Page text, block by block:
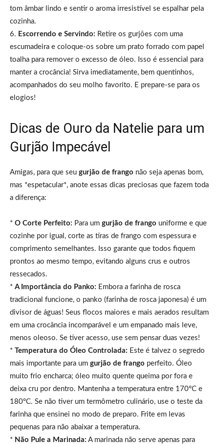
tom âmbar lindo e sentir o aroma irresistível se espalhar pela
cozinha.
6. Escorrendo e Servindo: Retire os gurjões com uma
escumadeira e coloque-os sobre um prato forrado com papel
toalha para remover o excesso de óleo. Isso é essencial para
manter a crocância! Sirva imediatamente, bem quentinhos,
acompanhados do seu molho favorito. E prepare-se para os
elogios!
Dicas de Ouro da Natelie para um
Gurjão Impecável
Amigas, para que seu gurjão de frango não seja apenas bom,
mas *espetacular*, anote essas dicas preciosas que fazem toda
a diferença:
* O Corte Perfeito: Para um gurjão de frango uniforme e que
cozinhe por igual, corte as tiras de frango com espessura e
comprimento semelhantes. Isso garante que todos fiquem
prontos ao mesmo tempo, evitando alguns crus e outros
ressecados.
* A Importância do Panko: Embora a farinha de rosca
tradicional funcione, o panko (farinha de rosca japonesa) é um
divisor de águas! Seus flocos maiores e mais aerados resultam
em uma crocância incomparável e um empanado mais leve,
menos oleoso. Se tiver acesso, use sem pensar duas vezes!
* Temperatura do Óleo Controlada: Este é talvez o segredo
mais importante para um gurjão de frango perfeito. Óleo
muito frio encharca; óleo muito quente queima por fora e
deixa cru por dentro. Mantenha a temperatura entre 170°C e
180°C. Se não tiver um termômetro culinário, use o teste da
farinha que ensinei no modo de preparo. Frite em levas
pequenas para não abaixar a temperatura.
* Não Pule a Marinada: A marinada não serve apenas para